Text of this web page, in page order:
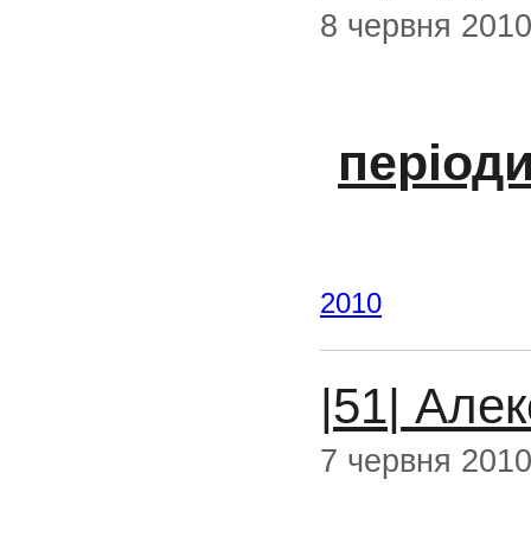
8 червня 2010
2010
|51|
7 червня 2010